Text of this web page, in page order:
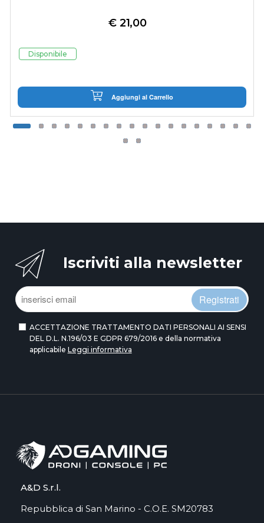
€ 21,00
Disponibile
Aggiungi al Carrello
Iscriviti alla newsletter
Registrati
ACCETTAZIONE TRATTAMENTO DATI PERSONALI AI SENSI
DEL D.L. N.196/03 E GDPR 679/2016 e della normativa
applicabile Leggi informativa
A&D S.r.l.
Repubblica di San Marino - C.O.E. SM20783